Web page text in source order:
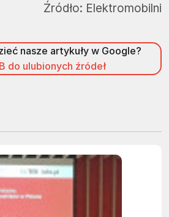
Źródło: Elektromobilni
nasze artykuły w Google?
do ulubionych źródeł